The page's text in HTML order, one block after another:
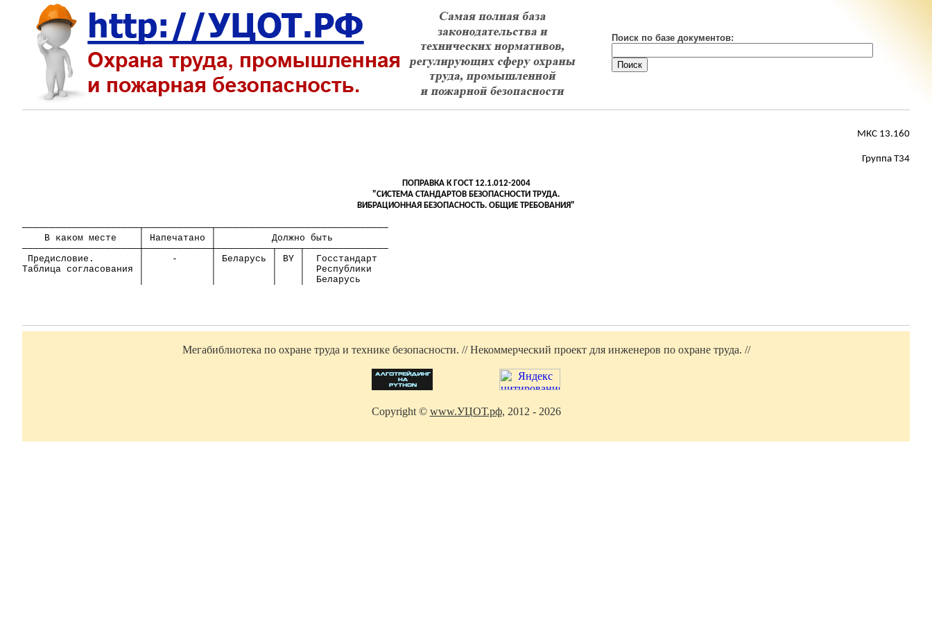
Поиск по базе документов:
МКС 13.160
Группа Т34
ПОПРАВКА КГОСТ 12.1.012-2004
"СИСТЕМА СТАНДАРТОВ БЕЗОПАСНОСТИ ТРУДА.
ВИБРАЦИОННАЯ БЕЗОПАСНОСТЬ. ОБЩИЕ ТРЕБОВАНИЯ"
─────────────────────┬────────────┬───────────────────────────────
В каком месте
Напечатано
Должно быть
─────────────────────┼────────────┼──────────┬────┬───────────────
Предисловие.
- │ Беларусь │ BY │
Госстандарт
Таблица согласования │
Республики
Беларусь
Мегабиблиотека по охране труда и технике безопасности. // Некоммерческий проект для инженеров по охране труда. //
Copyright © www.УЦОТ.рф, 2012 - 2026